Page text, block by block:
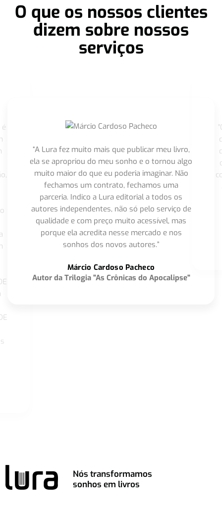
O que os nossos clientes
dizem sobre nossos
serviços
“A Lura fez muito mais que publicar meu livro,
ela se apropriou do meu sonho e o tornou algo
muito maior do que eu poderia imaginar. Não
fechamos um contrato, fechamos uma
parceria. Indico a Lura editorial a todos os
autores independentes, não só pelo serviço de
qualidade e com preço muito acessível, mas
porque ela acredita nesse mercado e nos
sonhos dos novos autores.”
Márcio Cardoso Pacheco
Autor da Trilogia "As Crônicas do Apocalipse"
Nós transformamos
sonhos em livros